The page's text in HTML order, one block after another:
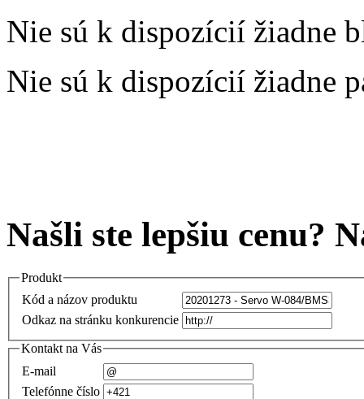
Nie sú k dispozícií žiadne
Nie sú k dispozícií žiadne
Našli ste lepšiu cenu?
Produkt
Kód a názov produktu
Odkaz na stránku konkurencie
Kontakt na Vás
E-mail
Telefónne číslo